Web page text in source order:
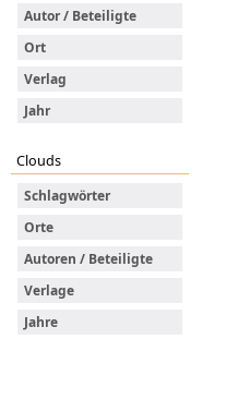
Autor / Beteiligte
Ort
Verlag
Jahr
Clouds
Schlagwörter
Orte
Autoren / Beteiligte
Verlage
Jahre